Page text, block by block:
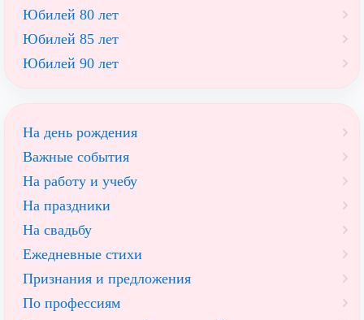
Юбилей 80 лет
Юбилей 85 лет
Юбилей 90 лет
На день рождения
Важные события
На работу и учебу
На праздники
На свадьбу
Ежедневные стихи
Признания и предложения
По профессиям